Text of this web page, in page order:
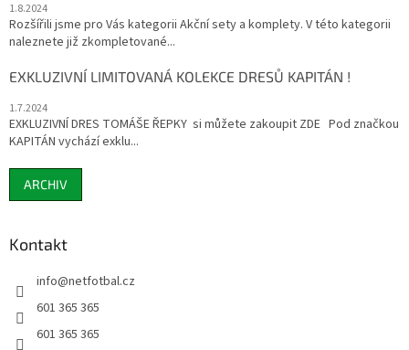
1.8.2024
Rozšířili jsme pro Vás kategorii Akční sety a komplety. V této kategorii
naleznete již zkompletované...
EXKLUZIVNÍ LIMITOVANÁ KOLEKCE DRESŮ KAPITÁN !
1.7.2024
EXKLUZIVNÍ DRES TOMÁŠE ŘEPKY si můžete zakoupit ZDE Pod značkou
KAPITÁN vychází exklu...
ARCHIV
Kontakt
info@netfotbal.cz
601 365 365
601 365 365